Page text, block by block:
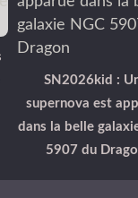
SN2026kid :
supernova est
dans la belle
5907 du